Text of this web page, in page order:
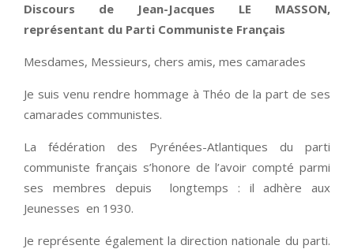
Discours de Jean-Jacques LE MASSON,
représentant du Parti Communiste Français
Mesdames, Messieurs, chers amis, mes camarades
Je suis venu rendre hommage à Théo de la part de ses
camarades communistes.
La fédération des Pyrénées-Atlantiques du parti
communiste français s’honore de l’avoir compté parmi
ses membres depuis longtemps : il adhère aux
Jeunesses en 1930.
Je représente également la direction nationale du parti.